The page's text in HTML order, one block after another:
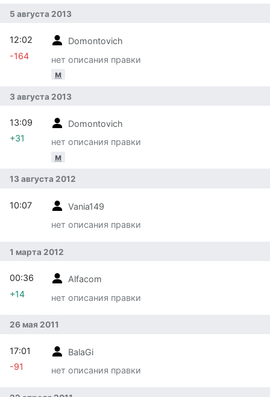
5 августа 2013
Domontovich
нет описания правки
м
12:02
-164
3 августа 2013
Domontovich
нет описания правки
м
13:09
+31
13 августа 2012
Vania149
нет описания правки
10:07
1 марта 2012
Alfacom
нет описания правки
00:36
+14
26 мая 2011
BalaGi
нет описания правки
17:01
-91